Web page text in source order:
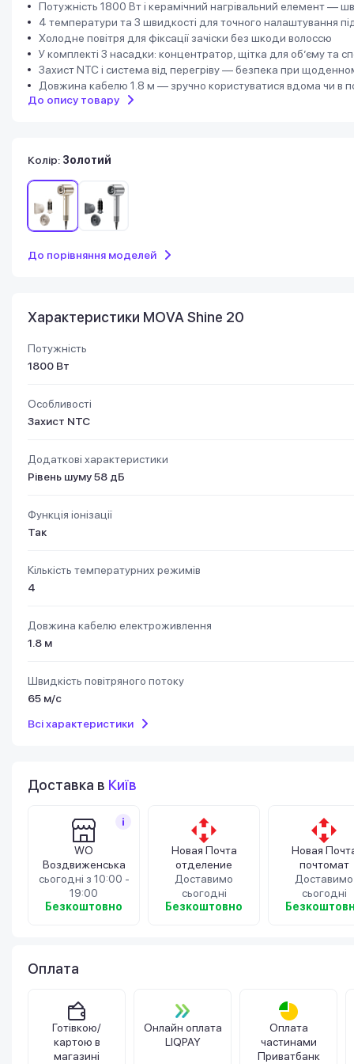
Потужність 1800 Вт і керамічний нагрівальний елемент —
4 температури та 3 швидкості для точного налаштування
Холодне повітря для фіксації зачіски без шкоди волоссю
У комплекті 3 насадки: концентратор, щітка для об’єму та
Захист NTC і система від перегріву — безпека при
Довжина кабелю 1.8 м — зручно користуватися вдома чи в
До опису товару
Колір: Золотий
До порівняння моделей
Характеристики MOVA Shine 20
Потужність
1800 Вт
Особливості
Захист NTC
Додаткові характеристики
Рівень шуму 58 дБ
Функція іонізації
Так
Кількість температурних режимів
4
Довжина кабелю електроживлення
1.8 м
Швидкість повітряного потоку
65 м/с
Всі характеристики
Доставка в Київ
WO
Воздвиженська
сьогодні з 10:00 -
19:00
Безкоштовно
Новая Почта
отделение
Доставимо
сьогодні
Безкоштовно
Новая
почтомат
Доставимо
сьогодні
Оплата
Готівкою/
картою в
магазині
Онлайн оплата
LIQPAY
Оплата
частинами
Приватбанк